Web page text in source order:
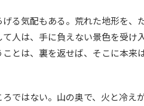
る気配もある。荒れた地形を、
人は、手に負えない景色を受け
とは、裏を返せば、そこに本来
ではない。山の奥で、火と冷え